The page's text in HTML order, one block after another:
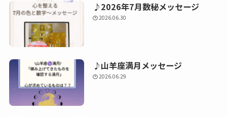
♪2026年7月数秘メッセージ
2026.06.30
♪山羊座満月メッセージ
2026.06.29